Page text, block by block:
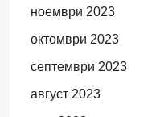
ноември 2023
октомври 2023
септември 2023
август 2023